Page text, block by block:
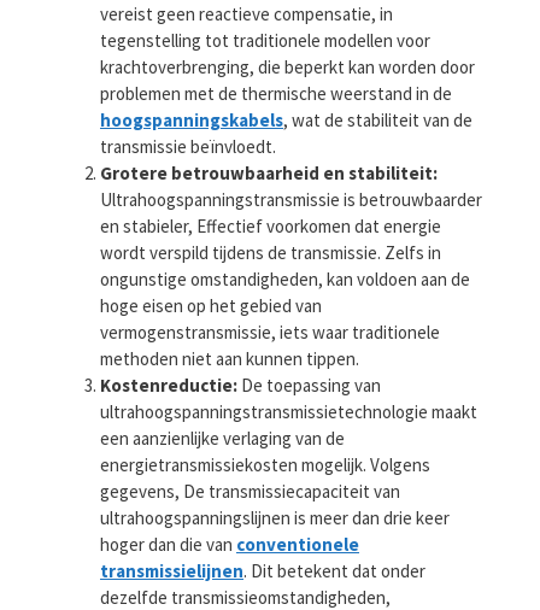
vereist geen reactieve compensatie, in
tegenstelling tot traditionele modellen voor
krachtoverbrenging, die beperkt kan worden door
problemen met de thermische weerstand in de
hoogspanningskabels, wat de stabiliteit van de
transmissie beïnvloedt.
Grotere betrouwbaarheid en stabiliteit:
Ultrahoogspanningstransmissie is betrouwbaarder
en stabieler, Effectief voorkomen dat energie
wordt verspild tijdens de transmissie. Zelfs in
ongunstige omstandigheden, kan voldoen aan de
hoge eisen op het gebied van
vermogenstransmissie, iets waar traditionele
methoden niet aan kunnen tippen.
Kostenreductie: De toepassing van
ultrahoogspanningstransmissietechnologie maakt
een aanzienlijke verlaging van de
energietransmissiekosten mogelijk. Volgens
gegevens, De transmissiecapaciteit van
ultrahoogspanningslijnen is meer dan drie keer
hoger dan die van conventionele
transmissielijnen. Dit betekent dat onder
dezelfde transmissieomstandigheden,